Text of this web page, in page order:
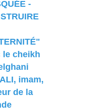
-
le cheikh
imam,
de la